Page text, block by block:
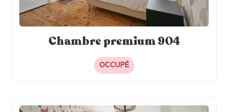
Chambre premium 904
OCCUPÉ